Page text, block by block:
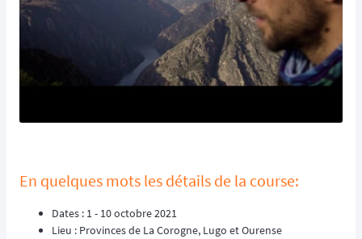
En quelques mots les détails de la course:
Dates : 1 - 10 octobre 2021
Lieu : Provinces de La Corogne, Lugo et Ourense